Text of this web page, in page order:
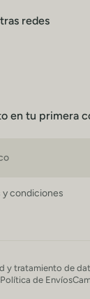
redes
en tu primera
condiciones
y tratamiento de
Política de Envíos